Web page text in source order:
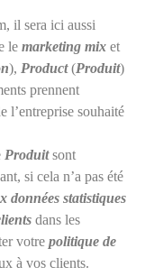
il sera ici aussi
le marketing mix et
), Product (Produit)
prennent
l’entreprise souhaité
Produit sont
si cela n’a pas été
données statistiques
dans les
votre politique de
à vos clients.